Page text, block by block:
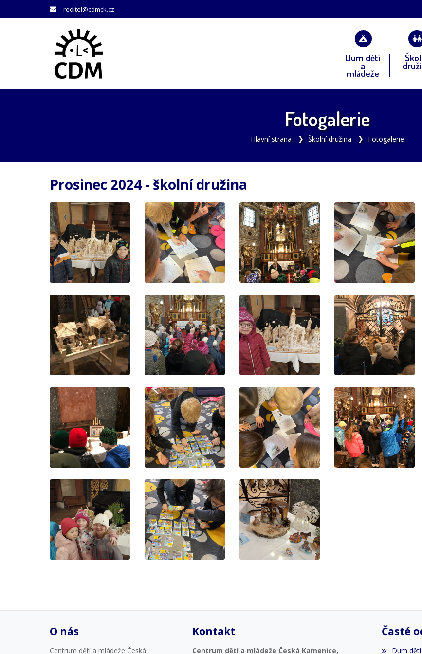
reditel@cdmck.cz
Dum dětí
a
mládeže
Fotogalerie
Hlavní strana Školní družina Fotogalerie
Prosinec 2024 - školní družina
O nás
Centrum dětí a mládeže Česká
Kontakt
Centrum dětí a mládeže Česká Kamenice,
Časté
Dum